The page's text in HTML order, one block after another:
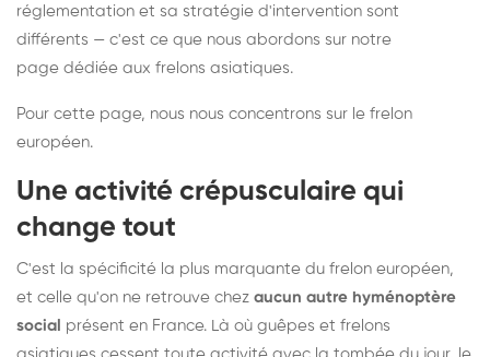
réglementation et sa stratégie d'intervention sont
différents — c'est ce que nous abordons sur notre
page dédiée aux frelons asiatiques.
Pour cette page, nous nous concentrons sur le frelon
européen.
Une activité crépusculaire qui
change tout
C'est la spécificité la plus marquante du frelon européen,
et celle qu'on ne retrouve chez aucun autre hyménoptère
social présent en France. Là où guêpes et frelons